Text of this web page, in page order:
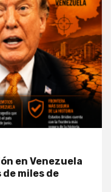
en Venezuela
miles de